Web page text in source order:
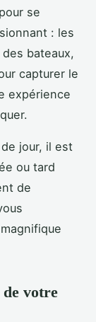
se
: les
bateaux,
capturer le
expérience
jour, il est
ou tard
de
votre